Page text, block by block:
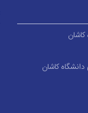
کاشان